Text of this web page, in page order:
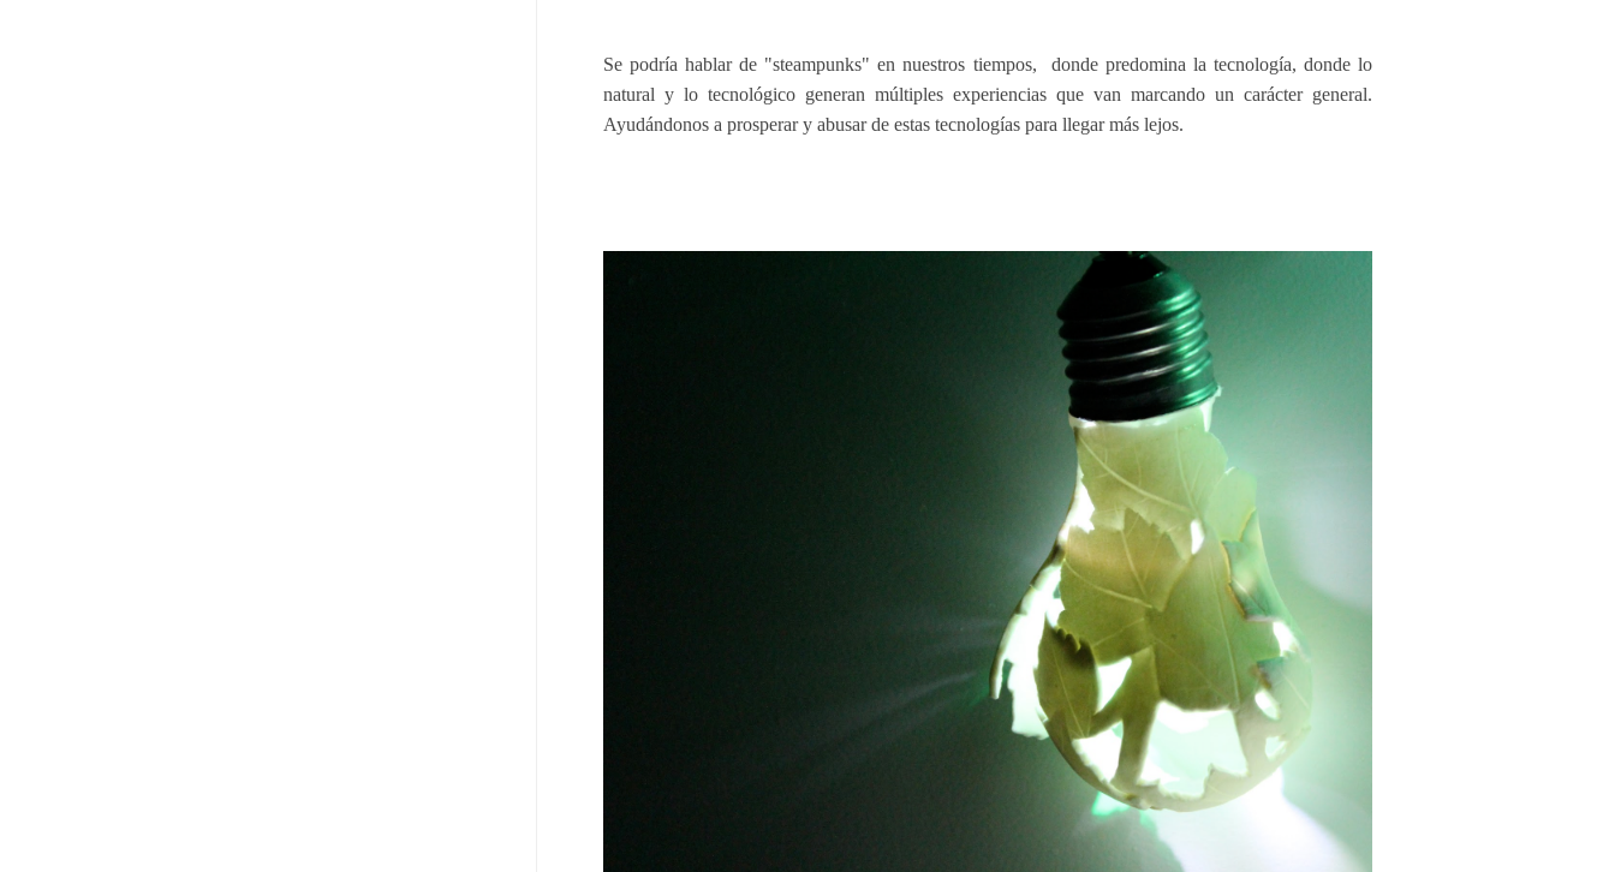
Se podría hablar de "steampunks" en nuestros tiempos, donde predomina la tecnología, donde lo
natural y lo tecnológico generan múltiples experiencias que van marcando un carácter general.
Ayudándonos a prosperar y abusar de estas tecnologías para llegar más lejos.